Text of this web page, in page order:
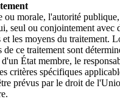
ou morale, l'autorité
seul ou conjointement avec
les moyens du traitement.
de ce traitement sont
État membre, le
critères spécifiques
prévus par le droit de